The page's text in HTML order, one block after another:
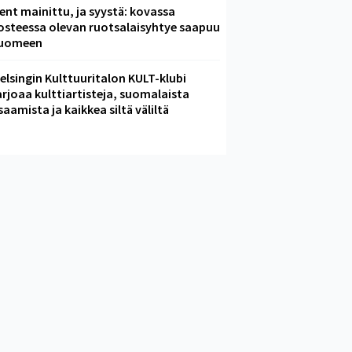
mainittu, ja syystä: kovassa
olevan ruotsalaisyhtye saapuu
Kulttuuritalon KULT-klubi
kulttiartisteja, suomalaista
ja kaikkea siltä väliltä